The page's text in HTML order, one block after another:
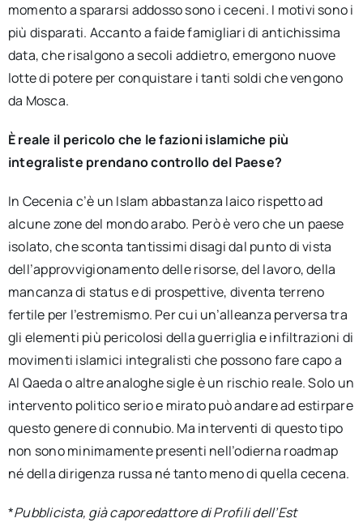
momento a spararsi addosso sono i ceceni. I motivi sono i
più disparati. Accanto a faide famigliari di antichissima
data, che risalgono a secoli addietro, emergono nuove
lotte di potere per conquistare i tanti soldi che vengono
da Mosca.
È reale il pericolo che le fazioni islamiche più
integraliste prendano controllo del Paese?
In Cecenia c’è un Islam abbastanza laico rispetto ad
alcune zone del mondo arabo. Però è vero che un paese
isolato, che sconta tantissimi disagi dal punto di vista
dell’approvvigionamento delle risorse, del lavoro, della
mancanza di status e di prospettive, diventa terreno
fertile per l’estremismo. Per cui un’alleanza perversa tra
gli elementi più pericolosi della guerriglia e infiltrazioni di
movimenti islamici integralisti che possono fare capo a
Al Qaeda o altre analoghe sigle è un rischio reale. Solo un
intervento politico serio e mirato può andare ad estirpare
questo genere di connubio. Ma interventi di questo tipo
non sono minimamente presenti nell’odierna roadmap
né della dirigenza russa né tanto meno di quella cecena.
*Pubblicista, già caporedattore di Profili dell’Est